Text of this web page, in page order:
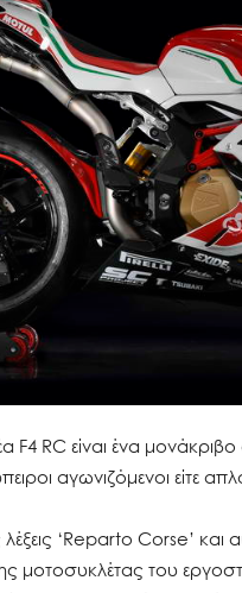
F4 RC είναι ένα
αγωνιζόμενοι είτε
‘Reparto Corse’ και
μοτοσυκλέτας του